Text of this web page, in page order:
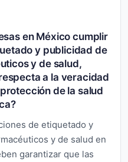
en México cumplir
y publicidad de
y de salud,
a la veracidad
de la salud
de etiquetado y
y de salud en
garantizar que las